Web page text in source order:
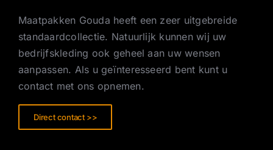
Maatpakken Gouda heeft een zeer uitgebreide
standaardcollectie. Natuurlijk kunnen wij uw
bedrijfskleding ook geheel aan uw wensen
aanpassen. Als u geïnteresseerd bent kunt u
contact met ons opnemen.
Direct contact >>